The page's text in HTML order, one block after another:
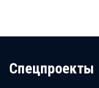
Cпецпроекты